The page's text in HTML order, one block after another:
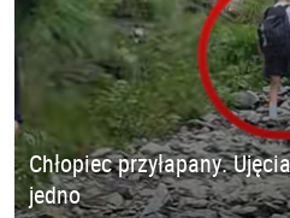
Chłopiec przyłapany.
jedno